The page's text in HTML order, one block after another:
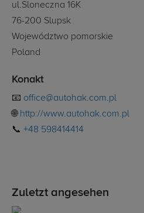
ul.Sloneczna 16K
76-200 Slupsk
Województwo pomorskie
Poland
Konakt
📧 office@autohak.com.pl
🌐 http://www.autohak.com.pl
📞 +48 598414414
Zuletzt angesehen